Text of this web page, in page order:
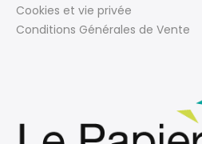
Cookies et vie privée
Conditions Générales de Vente